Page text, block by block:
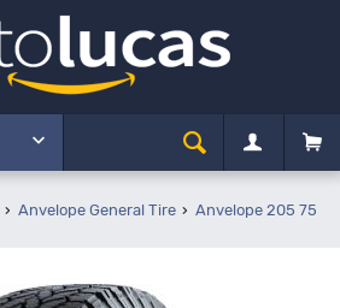
Anvelope General Tire Anvelope 205 75